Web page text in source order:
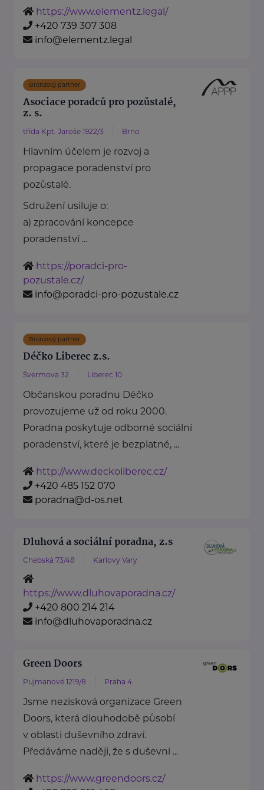
https://www.elementz.legal/
+420 739 307 308
info@elementz.legal
Bronzový partner
Asociace poradců pro pozůstalé,
z. s.
třída Kpt. Jaroše 1922/3 Brno
Hlavním účelem je rozvoj a
propagace poradenství pro
pozůstalé.
Sdružení usiluje o:
a) zpracování koncepce
poradenství ...
https://poradci-pro-
pozustale.cz/
info@poradci-pro-pozustale.cz
Bronzový partner
Déčko Liberec z.s.
Švermova 32 Liberec 10
Občanskou poradnu Déčko
provozujeme už od roku 2000.
Poradna poskytuje odborné sociální
poradenství, které je bezplatné, ...
http://www.deckoliberec.cz/
+420 485 152 070
poradna@d-os.net
Dluhová a sociální poradna, z.s
Chebská 73/48 Karlovy Vary
https://www.dluhovaporadna.cz/
+420 800 214 214
info@dluhovaporadna.cz
Green Doors
Pujmanové 1219/8 Praha 4
Jsme nezisková organizace Green
Doors, která dlouhodobě působí
v oblasti duševního zdraví.
Předáváme naději, že s duševní ...
https://www.greendoors.cz/